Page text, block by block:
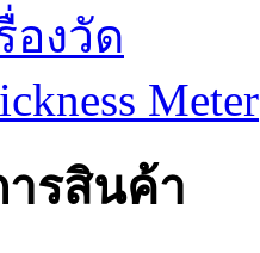
องวัด
Meter
ารสินค้า